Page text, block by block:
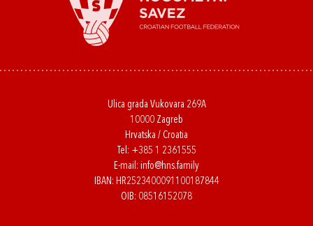
Ulica grada Vukovara 269A
10000 Zagreb
Hrvatska / Croatia
Tel: +385 1 2361555
E-mail: info@hns.family
IBAN: HR2523400091100187844
OIB: 08516152078